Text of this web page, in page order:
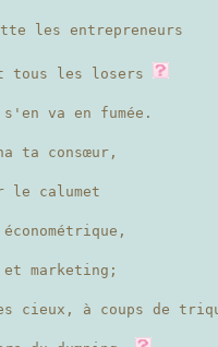
les entrepreneurs
tous les losers
va en fumée.
ta consœur,
le calumet
marketing;
cieux, à coups de